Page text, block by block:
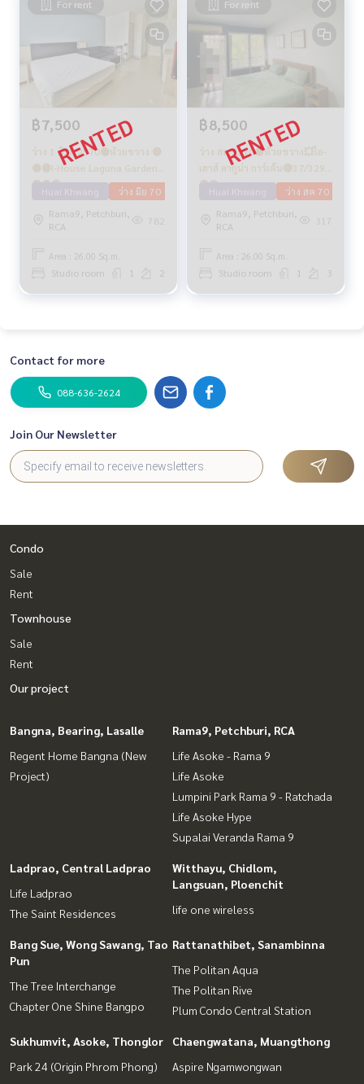
For rent
฿7,500
ว่าง 1 มิ.ย. 2570🟡ห้วยขวาง 🟢
🟡🟣I-House Laguna Garden
🟢🟡🟣
ว่าง มิย 70
Rama9, Petchburi,
RCA
782
Area : 26.00 Sq.m.
Studio room 1 2
For rent
฿8,500
ว่าง สค 2570🟡ห้วยขวาง💥ไอ-
เฮาส์ ลากูน่า การ์เด้น🔴37/329
🟢🟡
ว่าง สค 70
Rama9, Petchburi,
RCA
317
Area : 26.00 Sq.m.
Studio room 1 3
Contact for more
088-636-2624
Join Our Newsletter
Condo
Sale
Rent
Townhouse
Sale
Rent
Our project
Bangna, Bearing, Lasalle
Regent Home Bangna (New
Project)
Rama9, Petchburi, RCA
Life Asoke - Rama 9
Life Asoke
Lumpini Park Rama 9 - Ratchada
Life Asoke Hype
Supalai Veranda Rama 9
Ladprao, Central Ladprao
Life Ladprao
The Saint Residences
Witthayu, Chidlom,
Langsuan, Ploenchit
life one wireless
Bang Sue, Wong Sawang, Tao
Pun
The Tree Interchange
Chapter One Shine Bangpo
Rattanathibet, Sanambinna
The Politan Aqua
The Politan Rive
Plum Condo Central Station
Sukhumvit, Asoke, Thonglor
Park 24 (Origin Phrom Phong)
Chaengwatana, Muangthong
Aspire Ngamwongwan